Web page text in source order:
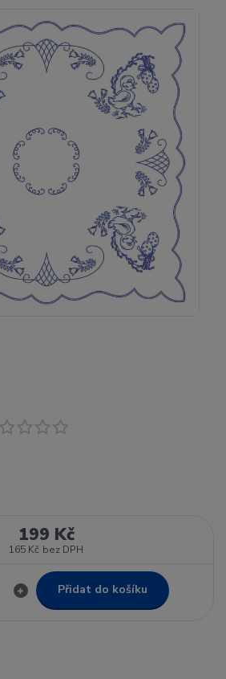
199 Kč
165 Kč bez DPH
Přidat do košíku